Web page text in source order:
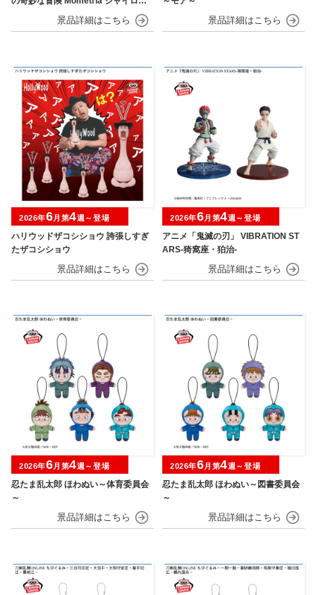
ハリウッドザコシショウ 誇張しすぎ
たザコシショウ
2026年6月第4週～登場
アニメ「鬼滅の刃」 VIBRATION ST
ARS-猗窩座・狛治-
2026年6月第4週～登場
忍たま乱太郎 ほわぬい～体育委員会
～
2026年6月第4週～登場
忍たま乱太郎 ほわぬい～図書委員会
～
2026年6月第4週～登場